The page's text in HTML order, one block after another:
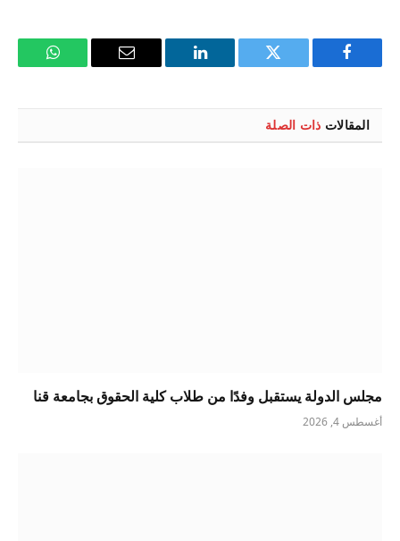
فيسبوك تويتر لينكدإن
البريد
واتساب
المقالات ذات الصلة
مجلس الدولة يستقبل وفدًا من طلاب كلية الحقوق بجامعة قنا
أغسطس 4, 2026